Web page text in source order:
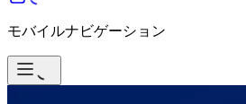
モバイルナビゲーション